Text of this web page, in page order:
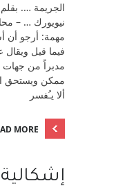
الجريمة ….
نيويورك … –
مهمة: أرجو أن
فيما قيل ويقال
مدبراً من جهات
ممكن ويستحق
ألا يـُفسر
MORE
إشكالية